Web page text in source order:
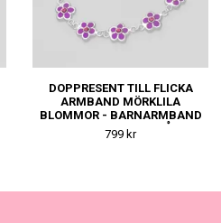
DOPPRESENT TILL FLICKA
ARMBAND MÖRKLILA
BLOMMOR - BARNARMBAND
I SILVER - FIN DOPGÅVA
ELLER
799 kr